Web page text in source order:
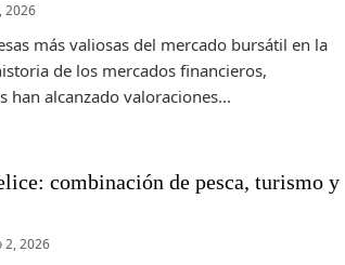
2026
más valiosas del mercado bursátil en la
de los mercados financieros,
han alcanzado valoraciones...
combinación de pesca, turismo y
2, 2026